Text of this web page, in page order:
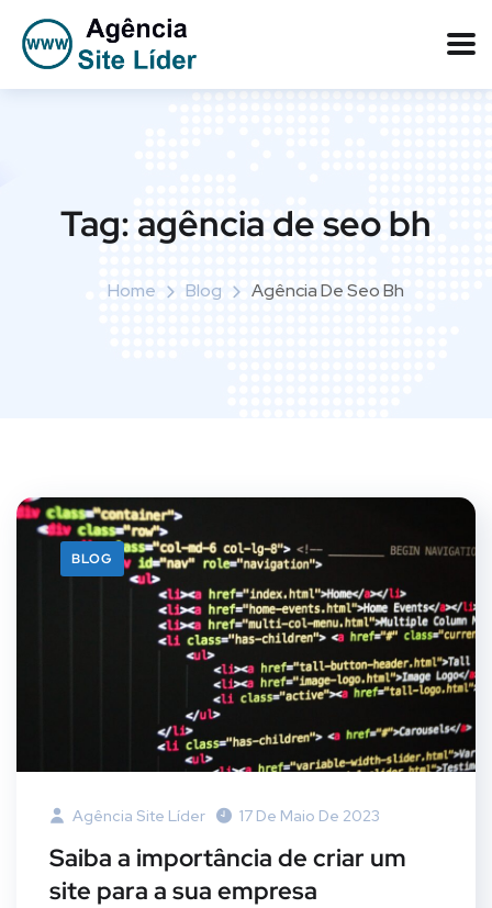
Tag: agência de seo bh
Home Blog Agência De Seo Bh
BLOG
Agência Site Líder 17 De Maio De 2023
Saiba a importância de criar um
site para a sua empresa